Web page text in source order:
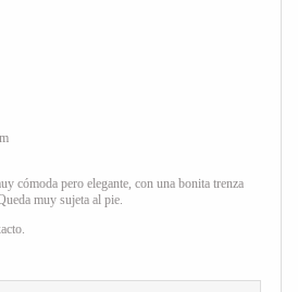
cómoda pero elegante, con una bonita trenza
muy sujeta al pie.